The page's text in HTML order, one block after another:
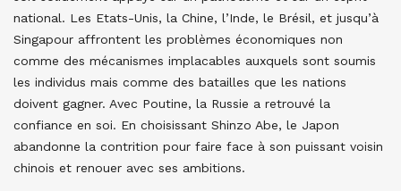
national. Les Etats-Unis, la Chine, l’Inde, le Brésil, et jusqu’à
Singapour affrontent les problèmes économiques non
comme des mécanismes implacables auxquels sont soumis
les individus mais comme des batailles que les nations
doivent gagner. Avec Poutine, la Russie a retrouvé la
confiance en soi. En choisissant Shinzo Abe, le Japon
abandonne la contrition pour faire face à son puissant voisin
chinois et renouer avec ses ambitions.